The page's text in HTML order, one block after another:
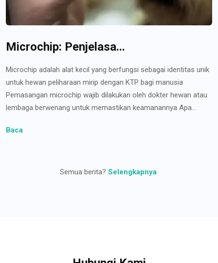
Microchip: Penjelasa...
Microchip adalah alat kecil yang berfungsi sebagai identitas unik
untuk hewan peliharaan mirip dengan KTP bagi manusia
Pemasangan microchip wajib dilakukan oleh dokter hewan atau
lembaga berwenang untuk memastikan keamanannya Apa...
Baca
Semua berita? Selengkapnya.